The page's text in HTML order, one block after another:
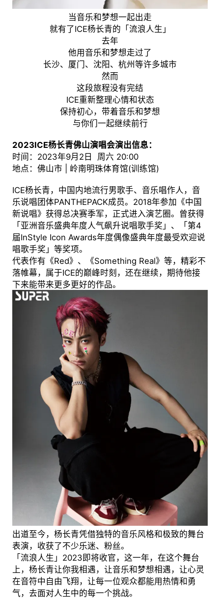
当音乐和梦想一起出走
就有了ICE杨长青的「流浪人生」
去年
他用音乐和梦想走过了
长沙、厦门、沈阳、杭州等许多城市
然而
这段旅程没有完结
ICE重新整理心情和状态
保持初心，带着音乐和梦想
与你们一起继续前行
2023ICE杨长青佛山演唱会演出信息：
时间：2023年9月2日 周六 20:00
地点：佛山市 | 岭南明珠体育馆(训练馆)
ICE杨长青，中国内地流行男歌手、音乐唱作人，音
乐说唱团体PANTHEPACK成员。2018年参加《中国
新说唱》获得总决赛季军，正式进入演艺圈。曾获得
「亚洲音乐盛典年度人气飙升说唱歌手奖」、「第4
届InStyle Icon Awards年度偶像盛典年度最受欢迎说
唱歌手奖」等奖项。
代表作有《Red》、《Something Real》等，精彩不
落帷幕，属于ICE的巅峰时刻，还在继续，期待他接
下来能带来更多更好的作品。
出道至今，杨长青凭借独特的音乐风格和极致的舞台
表演，收获了不少乐迷、粉丝。
「流浪人生」2023即将收官，这一年，在这个舞台
上，杨长青让你我相遇，让音乐和梦想相遇，让心灵
在音符中自由飞翔，让每一位观众都能用热情和勇
气，去面对人生中的每一个挑战。